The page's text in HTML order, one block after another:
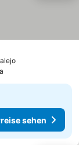
sehen